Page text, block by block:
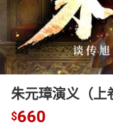
朱元璋演义（上
$660